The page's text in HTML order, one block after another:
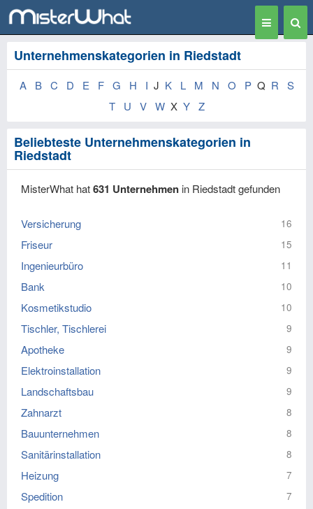
Toggle
navigation
Unternehmenskategorien in Riedstadt
A B C D E F G H I J K L M N O P Q R
S
T
U V W X Y Z
Beliebteste Unternehmenskategorien in
Riedstadt
MisterWhat hat631 Unternehmen in Riedstadt gefunden
Versicherung 16
Friseur 15
Ingenieurbüro 11
Bank 10
Kosmetikstudio 10
Tischler, Tischlerei 9
Apotheke 9
Elektroinstallation 9
Landschaftsbau 9
Zahnarzt 8
Bauunternehmen 8
Sanitärinstallation 8
Heizung 7
Spedition 7